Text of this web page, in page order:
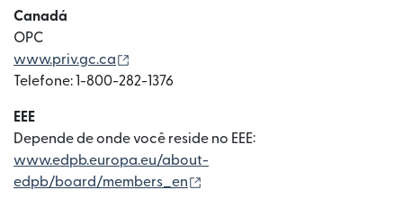
Canadá
OPC
www.priv.gc.ca
Telefone: 1-800-282-1376
EEE
Depende de onde você reside no EEE:
www.edpb.europa.eu/about-
edpb/board/members_en